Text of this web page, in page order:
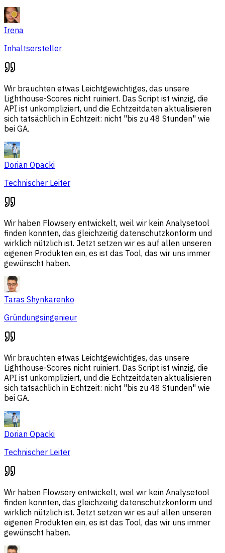
Irena
Inhaltsersteller
Wir brauchten etwas Leichtgewichtiges, das unsere
Lighthouse-Scores nicht ruiniert. Das Script ist winzig, die
API ist unkompliziert, und die Echtzeitdaten aktualisieren
sich tatsächlich in Echtzeit: nicht "bis zu 48 Stunden" wie
bei GA.
Dorian Opacki
Technischer Leiter
Wir haben Flowsery entwickelt, weil wir kein Analysetool
finden konnten, das gleichzeitig datenschutzkonform und
wirklich nützlich ist. Jetzt setzen wir es auf allen unseren
eigenen Produkten ein, es ist das Tool, das wir uns immer
gewünscht haben.
Taras Shynkarenko
Gründungsingenieur
Wir brauchten etwas Leichtgewichtiges, das unsere
Lighthouse-Scores nicht ruiniert. Das Script ist winzig, die
API ist unkompliziert, und die Echtzeitdaten aktualisieren
sich tatsächlich in Echtzeit: nicht "bis zu 48 Stunden" wie
bei GA.
Dorian Opacki
Technischer Leiter
Wir haben Flowsery entwickelt, weil wir kein Analysetool
finden konnten, das gleichzeitig datenschutzkonform und
wirklich nützlich ist. Jetzt setzen wir es auf allen unseren
eigenen Produkten ein, es ist das Tool, das wir uns immer
gewünscht haben.